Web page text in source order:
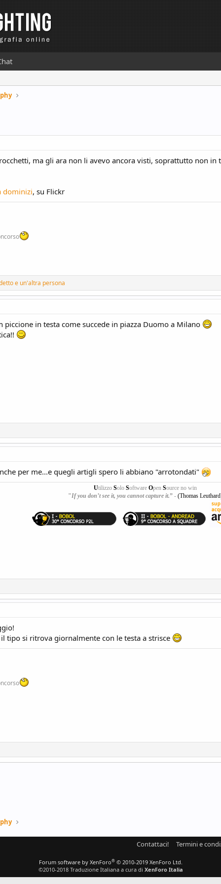
ma gli ara non li avevo ancora visti, soprattutto non in
dominizi, su Flickr
e un'altra persona
piccione in testa come succede in piazza Duomo a Milano
per me...e quegli artigli spero li abbiano "arrotondati"
Utilizzo SoloSoftware Open Source no win
"If you don’t see it, you cannot capture it.”-(Thomas
il tipo si ritrova giornalmente con le testa a strisce
Contattaci! Termini e
Forum software by XenForo® © 2010-2019 XenForo Ltd.
©2010-2018 Traduzione Italiana a cura di XenForo Italia